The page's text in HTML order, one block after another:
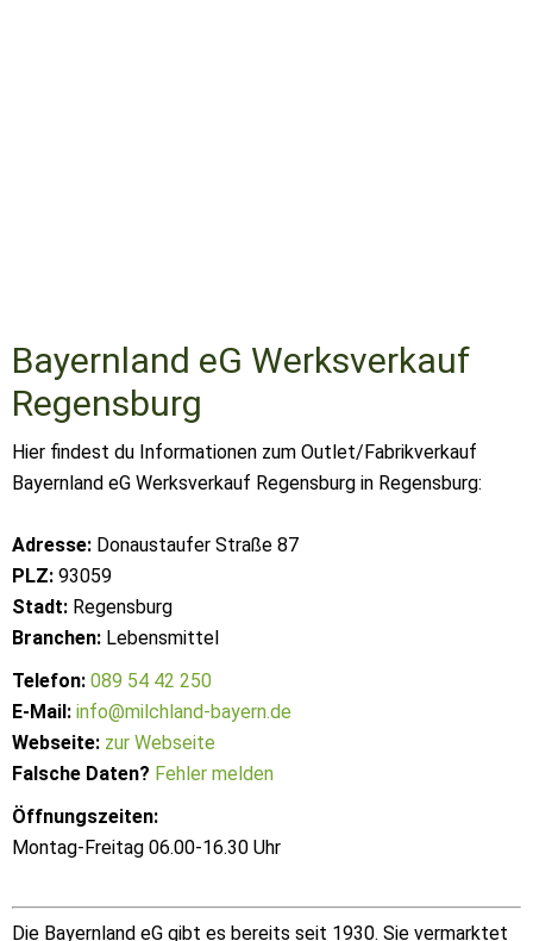
Bayernland eG Werksverkauf
Regensburg
Hier findest du Informationen zum Outlet/Fabrikverkauf
Bayernland eG Werksverkauf Regensburg in Regensburg:
Adresse: Donaustaufer Straße 87
PLZ: 93059
Stadt: Regensburg
Branchen: Lebensmittel
Telefon: 089 54 42 250
E-Mail: info@milchland-bayern.de
Webseite: zur Webseite
Falsche Daten? Fehler melden
Öffnungszeiten:
Montag-Freitag 06.00-16.30 Uhr
Die Bayernland eG gibt es bereits seit 1930. Sie vermarktet